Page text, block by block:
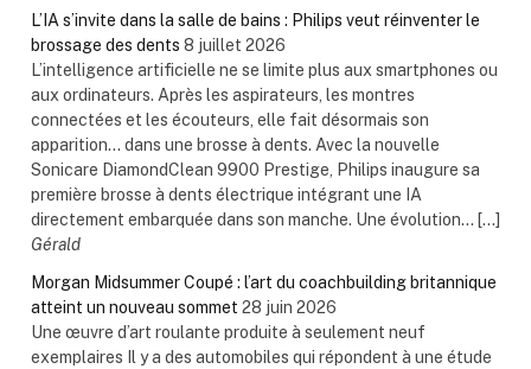
L’IA s’invite dans la salle de bains : Philips veut réinventer le
brossage des dents 8 juillet 2026
L’intelligence artificielle ne se limite plus aux smartphones ou
aux ordinateurs. Après les aspirateurs, les montres
connectées et les écouteurs, elle fait désormais son
apparition… dans une brosse à dents. Avec la nouvelle
Sonicare DiamondClean 9900 Prestige, Philips inaugure sa
première brosse à dents électrique intégrant une IA
directement embarquée dans son manche. Une évolution... […]
Gérald
Morgan Midsummer Coupé : l’art du coachbuilding britannique
atteint un nouveau sommet 28 juin 2026
Une œuvre d’art roulante produite à seulement neuf
exemplaires Il y a des automobiles qui répondent à une étude